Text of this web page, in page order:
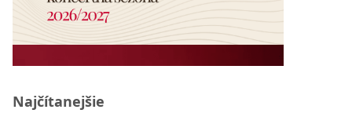
Najčítanejšie